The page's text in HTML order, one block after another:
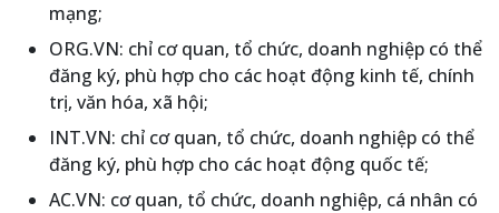
mạng;
ORG.VN: chỉ cơ quan, tổ chức, doanh nghiệp có thể
đăng ký, phù hợp cho các hoạt động kinh tế, chính
trị, văn hóa, xã hội;
INT.VN: chỉ cơ quan, tổ chức, doanh nghiệp có thể
đăng ký, phù hợp cho các hoạt động quốc tế;
AC.VN: cơ quan, tổ chức, doanh nghiệp, cá nhân có